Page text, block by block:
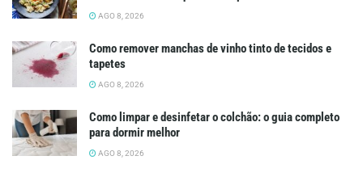
AGO 8, 2026
Como remover manchas de vinho tinto de tecidos e
tapetes
AGO 8, 2026
Como limpar e desinfetar o colchão: o guia completo
para dormir melhor
AGO 8, 2026